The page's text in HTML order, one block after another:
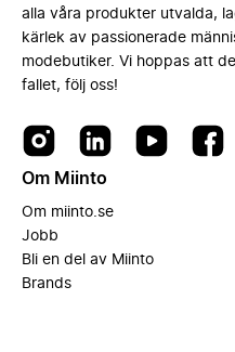
alla våra produkter utvalda,
kärlek av passionerade
modebutiker. Vi hoppas att
fallet, följ oss!
Om Miinto
Om miinto.se
Jobb
Bli en del av Miinto
Brands